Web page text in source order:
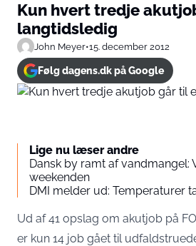
Kun hvert tredje
langtidsledig
John Meyer•15. december 2012
Følg dagens.dk på Google
Lige nu læser andre
Dansk by ramt af vandmangel:
weekenden
DMI melder ud: Temperaturer
Ud af 41 opslag om akutjob på
er kun 14 job gået til